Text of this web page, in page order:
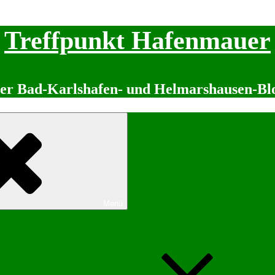
Treffpunkt Hafenmauer
Bad-Karlshafen- und Helmarshausen-